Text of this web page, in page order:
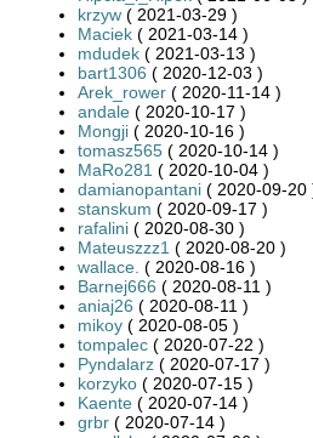
krzyw ( 2021-03-29 )
Maciek ( 2021-03-14 )
mdudek ( 2021-03-13 )
bart1306 ( 2020-12-03 )
Arek_rower ( 2020-11-14 )
andale ( 2020-10-17 )
Mongji ( 2020-10-16 )
tomasz565 ( 2020-10-14 )
MaRo281 ( 2020-10-04 )
damianopantani ( 2020-09-20
stanskum ( 2020-09-17 )
rafalini ( 2020-08-30 )
Mateuszzz1 ( 2020-08-20 )
wallace. ( 2020-08-16 )
Barnej666 ( 2020-08-11 )
aniaj26 ( 2020-08-11 )
mikoy ( 2020-08-05 )
tompalec ( 2020-07-22 )
Pyndalarz ( 2020-07-17 )
korzyko ( 2020-07-15 )
Kaente ( 2020-07-14 )
grbr ( 2020-07-14 )